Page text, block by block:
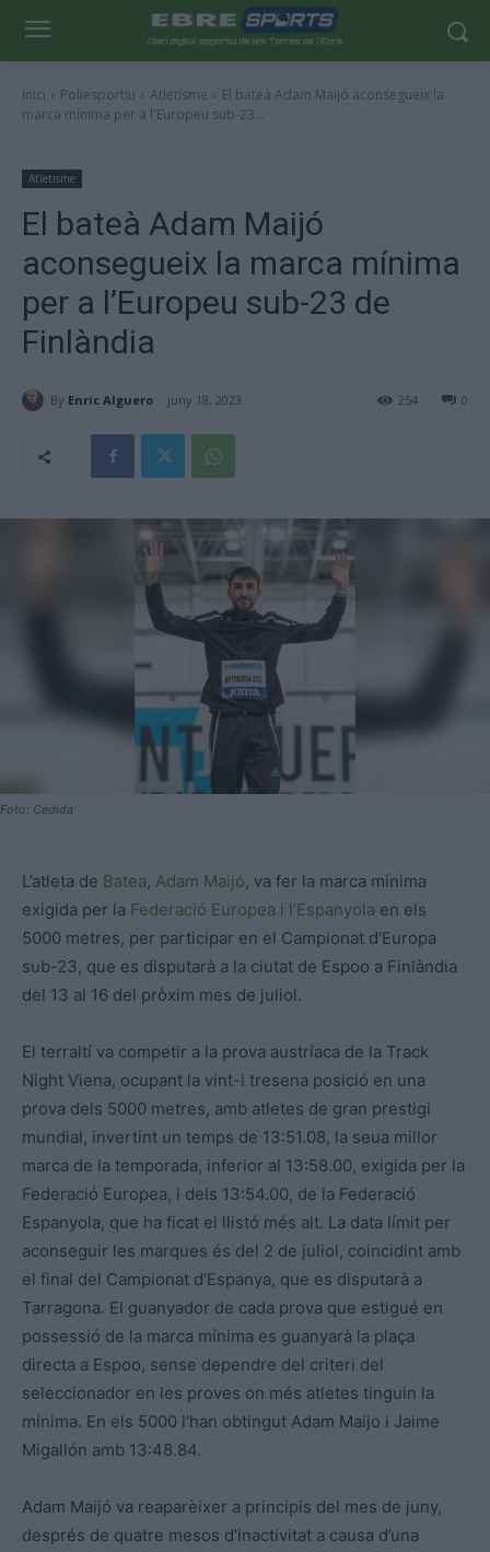
Inici Poliesportiu Atletisme
El bateà Adam Maijó aconsegueix la
marca mínima per a l'Europeu sub-23...
Atletisme
El bateà Adam Maijó
aconsegueix la marca mínima
per a l’Europeu sub-23 de
Finlàndia
By Enric Alguero juny 18, 2023 0
254
Foto: Cedida
L’atleta de Batea, Adam Maijó, va fer la marca mínima
exigida per la Federació Europea i l’Espanyola en els
5000 metres, per participar en el Campionat d’Europa
sub-23, que es disputarà a la ciutat de Espoo a Finlàndia
del 13 al 16 del pròxim mes de juliol.
El terraltí va competir a la prova austríaca de la Track
Night Viena, ocupant la vint-i tresena posició en una
prova dels 5000 metres, amb atletes de gran prestigi
mundial, invertint un temps de 13:51.08, la seua millor
marca de la temporada, inferior al 13:58.00, exigida per la
Federació Europea, i dels 13:54.00, de la Federació
Espanyola, que ha ficat el llistó més alt. La data límit per
aconseguir les marques és del 2 de juliol, coincidint amb
el final del Campionat d’Espanya, que es disputarà a
Tarragona. El guanyador de cada prova que estigué en
possessió de la marca mínima es guanyarà la plaça
directa a Espoo, sense dependre del criteri del
seleccionador en les proves on més atletes tinguin la
mínima. En els 5000 l’han obtingut Adam Maijo i Jaime
Migallón amb 13:48.84.
Adam Maijó va reaparèixer a principis del mes de juny,
després de quatre mesos d’inactivitat a causa d’una